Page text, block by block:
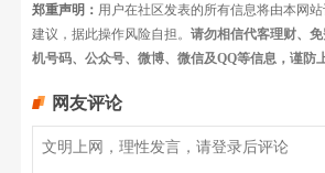
郑重声明： 用户在社区发表的所有信息将由本网
建议，据此操作风险自担。 请勿相信代客理财、
机号码、公众号、微博、微信及QQ等信息，谨防
网友评论